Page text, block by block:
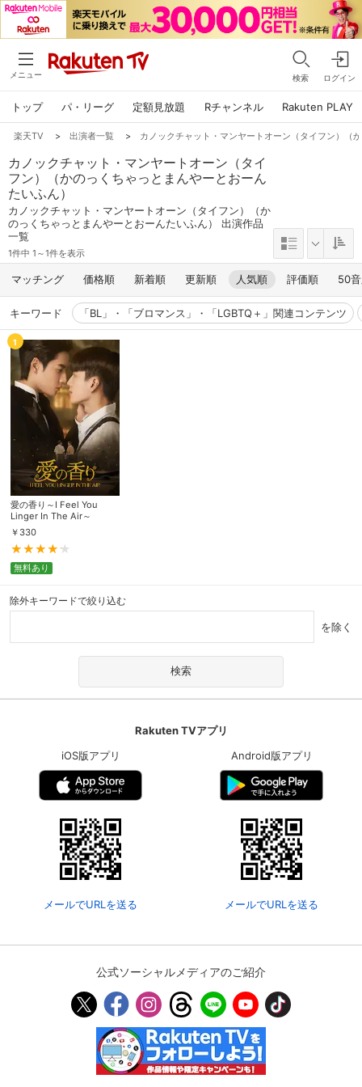
メニュー 検索 ログイン
トップ パ・リーグ 定額見放題 Rチャンネル Rakuten PLAY
楽天TV > 出演者一覧 > カノックチャット・マンヤートオーン（タイフン）（
カノックチャット・マンヤートオーン（タイ
フン）（かのっくちゃっとまんやーとおーん
たいふん）
カノックチャット・マンヤートオーン（タイフン）（か
のっくちゃっとまんやーとおーんたいふん） 出演作品
一覧
1件中 1～1件を表示
マッチング 価格順 新着順 更新順 人気順 評価順 50
キーワード 「BL」・「ブロマンス」・「LGBTQ＋」関連コンテンツ
1
愛の香り～I Feel You
Linger In The Air～
￥ 330
無料あり
除外キーワードで絞り込む
を除く
Rakuten TVアプリ
iOS版アプリ
メールでURLを送る
Android版アプリ
メールでURLを送る
公式ソーシャルメディアのご紹介